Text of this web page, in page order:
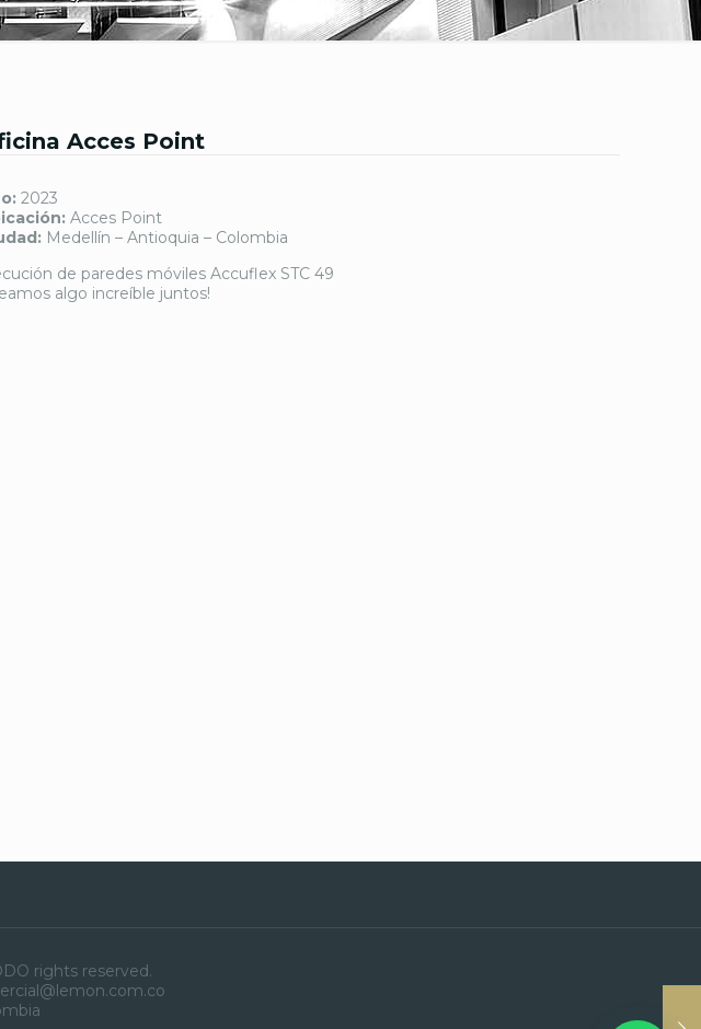
Acces Point
2023
Acces Point
Medellín – Antioquia – Colombia
de paredes móviles Accuflex STC 49
algo increíble juntos!
rights reserved.